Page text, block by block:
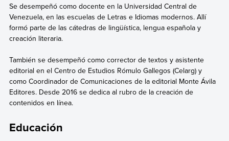
Se desempeñó como docente en la Universidad Central de
Venezuela, en las escuelas de Letras e Idiomas modernos. Allí
formó parte de las cátedras de lingüística, lengua española y
creación literaria.
También se desempeñó como corrector de textos y asistente
editorial en el Centro de Estudios Rómulo Gallegos (Celarg) y
como Coordinador de Comunicaciones de la editorial Monte Ávila
Editores. Desde 2016 se dedica al rubro de la creación de
contenidos en línea.
Educación